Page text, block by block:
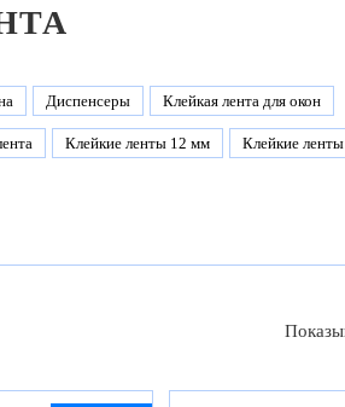
Диспенсеры Клейкая лента для окон
Клейкие ленты 12 мм Клейкие